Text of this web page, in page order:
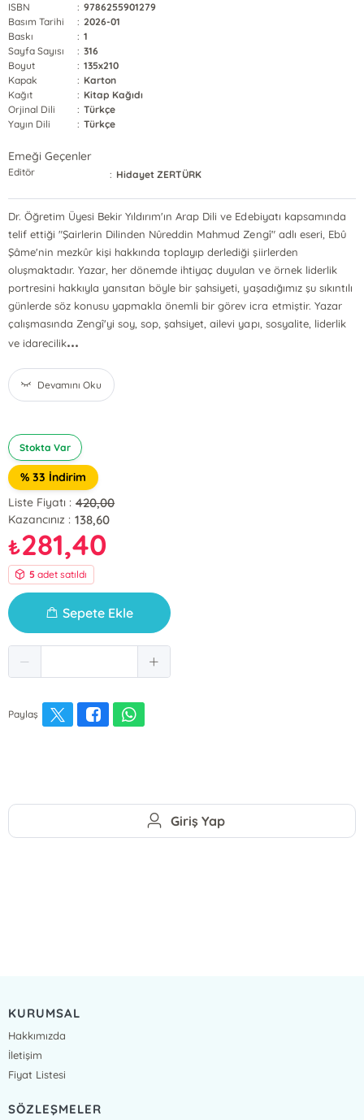
ISBN : 9786255901279
Basım Tarihi
: 2026-01
Baskı
: 1
Sayfa Sayısı
: 316
Boyut
: 135x210
Kapak
: Karton
Kağıt
: Kitap Kağıdı
Orjinal Dili
: Türkçe
Yayın Dili
: Türkçe
Emeği Geçenler
Editör : Hidayet ZERTÜRK
Dr. Öğretim Üyesi Bekir Yıldırım'ın Arap Dili ve Edebiyatı kapsamında
telif ettiği "Şairlerin Dilinden Nûreddin Mahmud Zengî" adlı eseri, Ebû
Şâme'nin mezkûr kişi hakkında toplayıp derlediği şiirlerden
oluşmaktadır. Yazar, her dönemde ihtiyaç duyulan ve örnek liderlik
portresini hakkıyla yansıtan böyle bir şahsiyeti, yaşadığımız şu sıkıntılı
günlerde söz konusu yapmakla önemli bir görev icra etmiştir. Yazar
çalışmasında Zengî'yi soy, sop, şahsiyet, ailevi yapı, sosyalite, liderlik
ve idarecilik...
Devamını Oku
Stokta Var
% 33 İndirim
Liste Fiyatı : 420,00
Kazancınız : 138,60
₺281,40
5 adet satıldı
Sepete Ekle
Paylaş
Giriş Yap
KURUMSAL
Hakkımızda
İletişim
Fiyat Listesi
SÖZLEŞMELER